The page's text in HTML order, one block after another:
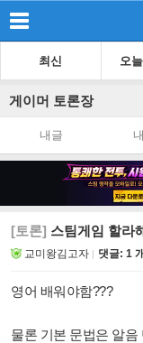
최신 오
게이머 토론장
내글
[토론] 스팀게임 할라
교미왕김고자 댓글: 1 개
영어 배워야함???
물론 기본 문법은 알